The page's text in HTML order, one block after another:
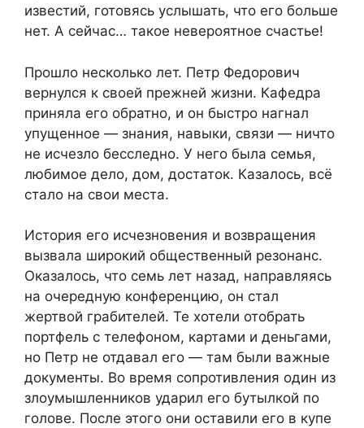
известий, готовясь услышать, что его больше
нет. А сейчас… такое невероятное счастье!
Прошло несколько лет. Петр Федорович
вернулся к своей прежней жизни. Кафедра
приняла его обратно, и он быстро нагнал
упущенное — знания, навыки, связи — ничто
не исчезло бесследно. У него была семья,
любимое дело, дом, достаток. Казалось, всё
стало на свои места.
История его исчезновения и возвращения
вызвала широкий общественный резонанс.
Оказалось, что семь лет назад, направляясь
на очередную конференцию, он стал
жертвой грабителей. Те хотели отобрать
портфель с телефоном, картами и деньгами,
но Петр не отдавал его — там были важные
документы. Во время сопротивления один из
злоумышленников ударил его бутылкой по
голове. После этого они оставили его в купе